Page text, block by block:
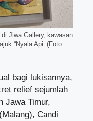
Jiwa Gallery, kawasan
“Nyala Api. (Foto:
bagi lukisannya,
relief sejumlah
Jawa Timur,
Candi